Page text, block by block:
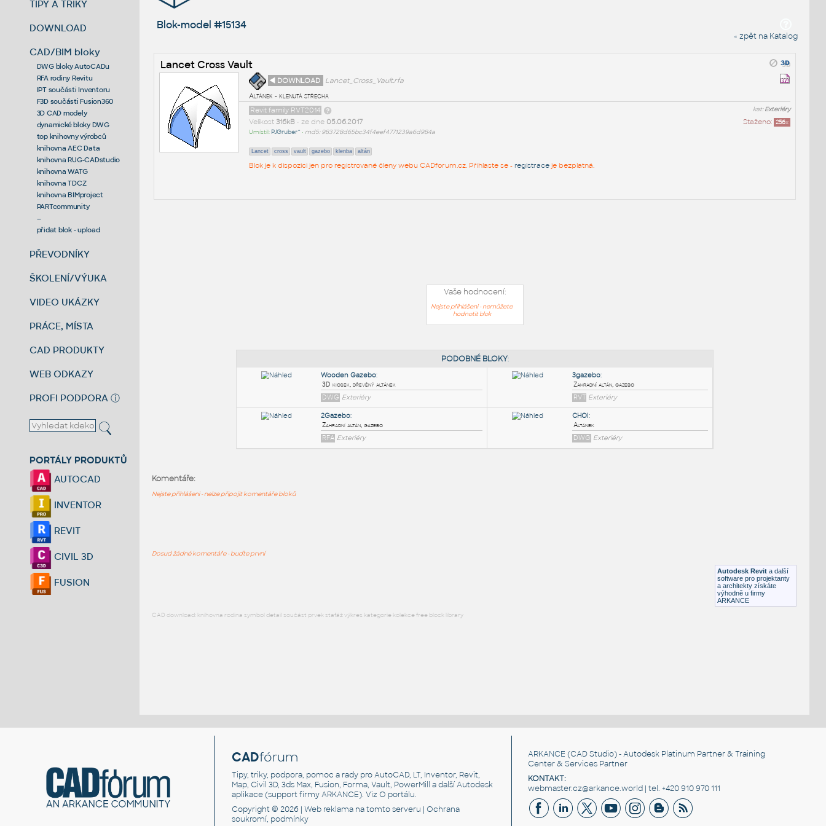
TIPY A TRIKY
DOWNLOAD
CAD/BIM bloky
DWG bloky AutoCADu
RFA rodiny Revitu
IPT součásti Inventoru
F3D součásti Fusion360
3D CAD modely
dynamické bloky DWG
top knihovny výrobců
knihovna AEC Data
knihovna RUG-CADstudio
knihovna WATG
knihovna TDCZ
knihovna BIMproject
PARTcommunity
--
přidat blok - upload
PŘEVODNÍKY
ŠKOLENÍ/VÝUKA
VIDEO UKÁZKY
PRÁCE, MÍSTA
CAD PRODUKTY
WEB ODKAZY
PROFI PODPORA ⓘ
PORTÁLY PRODUKTŮ
AUTOCAD
INVENTOR
REVIT
CIVIL 3D
FUSION
Blok-model #15134
« zpět na Katalog
Lancet Cross Vault
◄ DOWNLOAD
Lancet_Cross_Vault.rfa
Altánek - klenutá střecha
kat:Exteriéry
Revit family RVT2014
Staženo: 256x
Velikost 316kB• ze dne 05.06.2017
Umístil: PJGruber^ • md5: 983728d65bc34f4eef4771239a6d984a
Lancet cross vault gazebo klenba altán
Blok je k dispozici jen pro registrované členy webu CADforum.cz. Přihlaste se - registraceje bezplatná.
Vaše hodnocení:
Nejste přihlášeni - nemůžete
hodnotit blok
Exteriéry
Autodesk Revit a další
software pro projektanty
a architekty získáte
výhodně u firmy
ARKANCE
Komentáře:
Nejste přihlášeni - nelze připojit komentáře bloků
Dosud žádné komentáře - buďte první
CAD download: knihovna rodina symbol detail součást prvek stafáž výkres kategorie kolekce free block library
CADfórum
Tipy, triky, podpora, pomoc a rady pro AutoCAD, LT, Inventor, Revit,
Map, Civil 3D, 3ds Max, Fusion, Forma, Vault, PowerMill a další Autodesk
aplikace (support firmy ARKANCE). VizO portálu.
Copyright © 2026 |Web reklama na tomto serveru |Ochrana
soukromí, podmínky
ARKANCE (CAD Studio) - Autodesk Platinum Partner & Training
Center & Services Partner
KONTAKT:
webmaster.cz@arkance.world | tel. +420 910 970 111